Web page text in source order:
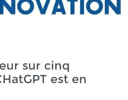
sur cinq
est en